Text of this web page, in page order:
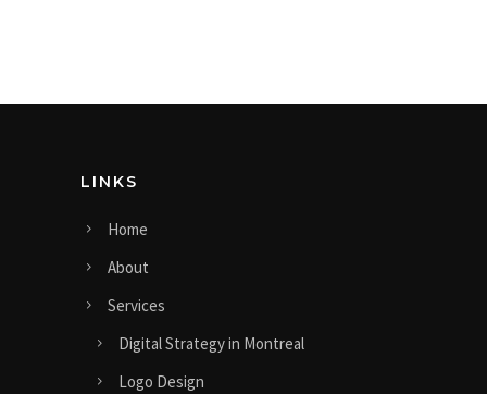
LINKS
Home
About
Services
Digital Strategy in Montreal
Logo Design